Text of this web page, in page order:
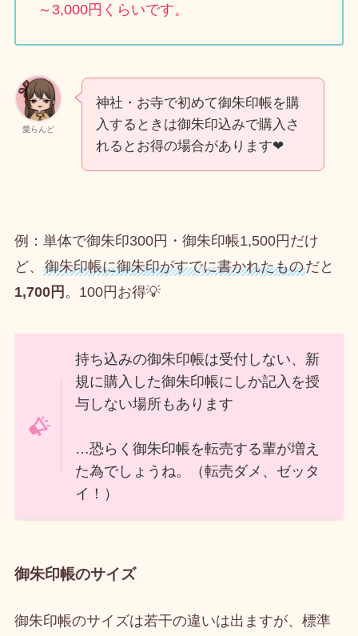
～3,000円くらいです。
愛らんど
神社・お寺で初めて御朱印帳を購
入するときは御朱印込みで購入さ
れるとお得の場合があります❤
例：単体で御朱印300円・御朱印帳1,500円だけ
ど、 御朱印帳に御朱印がすでに書かれたものだと
1,700円 。100円お得💡
持ち込みの御朱印帳は受付しない、新
規に購入した御朱印帳にしか記入を授
与しない場所もあります
…恐らく御朱印帳を転売する輩が増え
た為でしょうね。（転売ダメ、ゼッタ
イ！）
御朱印帳のサイズ
御朱印帳のサイズは若干の違いは出ますが、標準